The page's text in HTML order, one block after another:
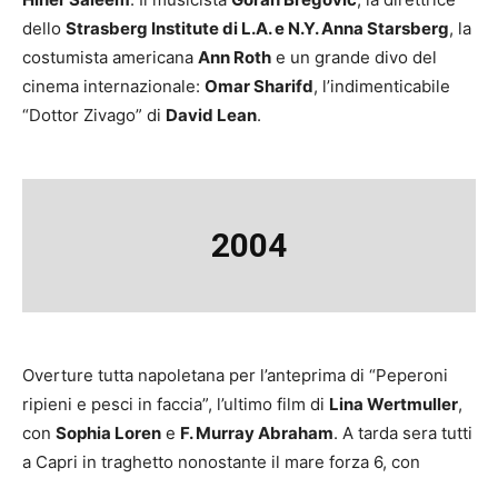
dello Strasberg Institute di L.A. e N.Y. Anna Starsberg, la
costumista americana Ann Roth e un grande divo del
cinema internazionale: Omar Sharifd, l’indimenticabile
“Dottor Zivago” di David Lean.
2004
Overture tutta napoletana per l’anteprima di “Peperoni
ripieni e pesci in faccia”, l’ultimo film di Lina Wertmuller,
con Sophia Loren e F. Murray Abraham. A tarda sera tutti
a Capri in traghetto nonostante il mare forza 6, con